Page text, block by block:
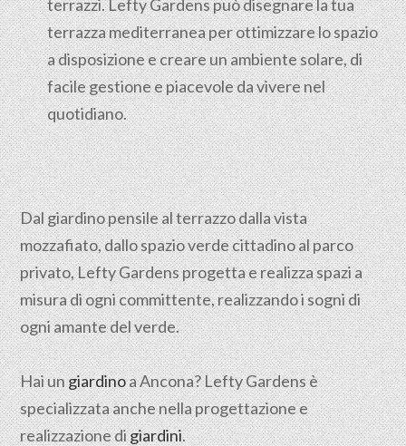
terrazzi. Lefty Gardens può disegnare la tua
terrazza mediterranea per ottimizzare lo spazio
a disposizione e creare un ambiente solare, di
facile gestione e piacevole da vivere nel
quotidiano.
Dal giardino pensile al terrazzo dalla vista
mozzafiato, dallo spazio verde cittadino al parco
privato, Lefty Gardens progetta e realizza spazi a
misura di ogni committente, realizzando i sogni di
ogni amante del verde.
Hai ungiardinoa Ancona? Lefty Gardens è
specializzata anche nella progettazione e
realizzazione digiardini.